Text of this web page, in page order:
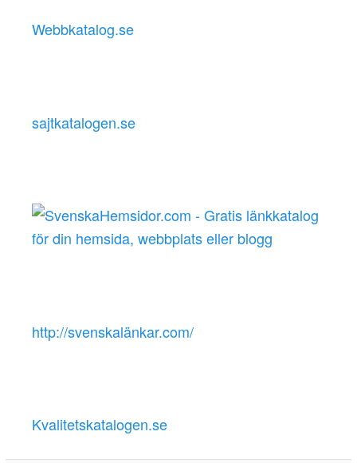
Webbkatalog.se
sajtkatalogen.se
http://svenskalänkar.com/
Kvalitetskatalogen.se